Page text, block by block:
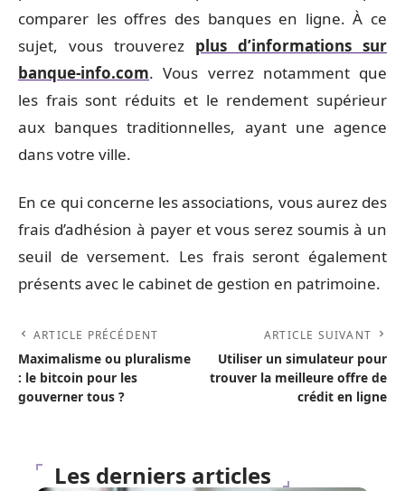
comparer les offres des banques en ligne. À ce
sujet, vous trouverez plus d’informations sur
banque-info.com. Vous verrez notamment que
les frais sont réduits et le rendement supérieur
aux banques traditionnelles, ayant une agence
dans votre ville.
En ce qui concerne les associations, vous aurez des
frais d’adhésion à payer et vous serez soumis à un
seuil de versement. Les frais seront également
présents avec le cabinet de gestion en patrimoine.
ARTICLE PRÉCÉDENT
Maximalisme ou pluralisme
: le bitcoin pour les
gouverner tous ?
ARTICLE SUIVANT
Utiliser un simulateur pour
trouver la meilleure offre de
crédit en ligne
Les derniers articles